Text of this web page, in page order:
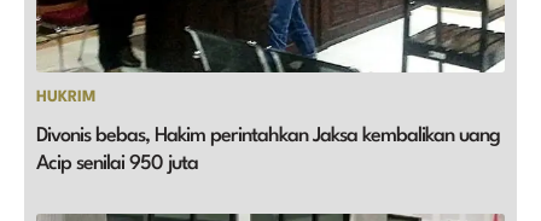
HUKRIM
Divonis bebas, Hakim perintahkan Jaksa kembalikan uang
Acip senilai 950 juta